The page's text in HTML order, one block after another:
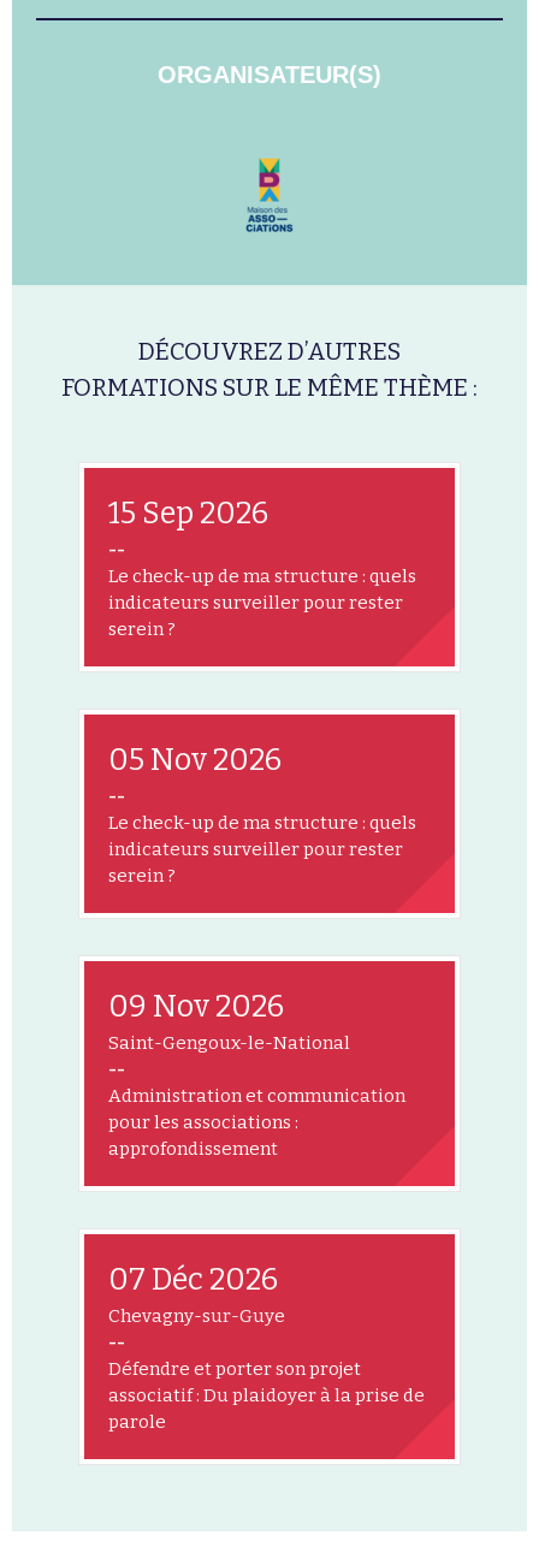
ORGANISATEUR(S)
DÉCOUVREZ D’AUTRES
FORMATIONS SUR LE MÊME THÈME :
15 Sep 2026
--
Le check-up de ma structure : quels
indicateurs surveiller pour rester
serein ?
05 Nov 2026
--
Le check-up de ma structure : quels
indicateurs surveiller pour rester
serein ?
09 Nov 2026
Saint-Gengoux-le-National
--
Administration et communication
pour les associations :
approfondissement
07 Déc 2026
Chevagny-sur-Guye
--
Défendre et porter son projet
associatif : Du plaidoyer à la prise de
parole